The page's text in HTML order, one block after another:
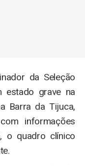
da Seleção
estado grave na
Barra da Tijuca,
informações
o quadro clínico